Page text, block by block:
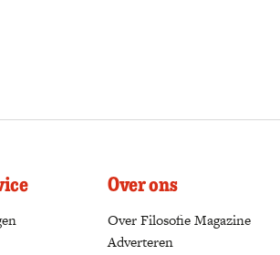
Over ons
Over Filosofie Magazine
Adverteren